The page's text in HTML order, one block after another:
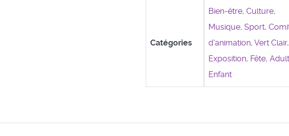
Catégories
Bien-être,Culture,
Musique,Sport,
d'animation,Vert Clair,
Exposition, Fête,
Enfant